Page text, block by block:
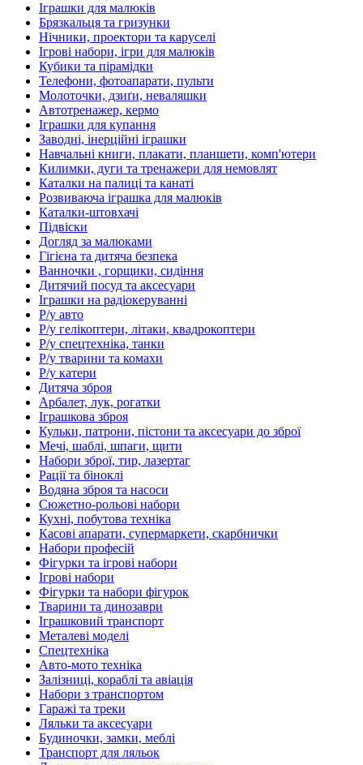
Іграшки для малюків
Брязкальця та гризунки
Нічники, проектори та каруселі
Ігрові набори, ігри для малюків
Кубики та пірамідки
Телефони, фотоапарати, пульти
Молоточки, дзиґи, неваляшки
Автотренажер, кермо
Іграшки для купання
Заводні, інерційні іграшки
Навчальні книги, плакати, планшети, комп'ютери
Килимки, дуги та тренажери для немовлят
Каталки на палиці та канаті
Розвиваюча іграшка для малюків
Каталки-штовхачі
Підвіски
Догляд за малюками
Гігієна та дитяча безпека
Ванночки , горщики, сидіння
Дитячий посуд та аксесуари
Іграшки на радіокеруванні
Р/у авто
Р/у гелікоптери, літаки, квадрокоптери
Р/у спецтехніка, танки
Р/у тварини та комахи
Р/у катери
Дитяча зброя
Арбалет, лук, рогатки
Іграшкова зброя
Кульки, патрони, пістони та аксесуари до зброї
Мечі, шаблі, шпаги, щити
Набори зброї, тир, лазертаг
Рації та біноклі
Водяна зброя та насоси
Сюжетно-рольові набори
Кухні, побутова техніка
Касові апарати, супермаркети, скарбнички
Набори професій
Фігурки та ігрові набори
Ігрові набори
Фігурки та набори фігурок
Тварини та динозаври
Іграшковий транспорт
Металеві моделі
Спецтехніка
Авто-мото техніка
Залізниці, кораблі та авіація
Набори з транспортом
Гаражі та треки
Ляльки та аксесуари
Будиночки, замки, меблі
Транспорт для ляльок